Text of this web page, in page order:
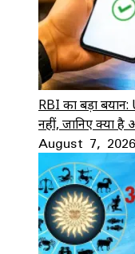
RBI का बड़ा
नहीं, जानिए क्या है
August 7, 2026